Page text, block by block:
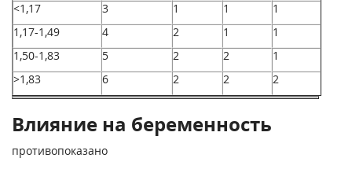
<1,17
3 1 1
1
1,17-1,49
4 2 1
1
1,50-1,83
5 2 2
1
>1,83
6 2 2 2
Влияние на беременность
противопоказано